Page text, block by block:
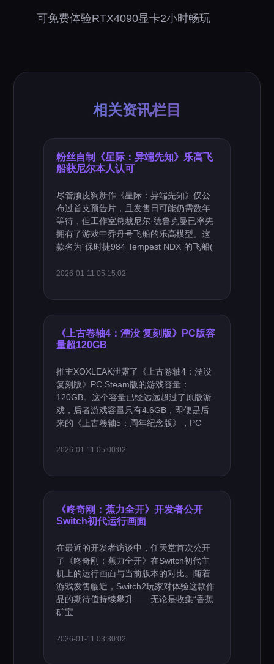
可免费体验RTX4090显卡2小时畅玩
相关资讯栏目
粉丝自制《星际：异端先知》乐高飞
船获尼尔本人认可
尽管顽皮狗新作《星际：异端先知》仅公
布过首支预告片，且发售日可能仍需数年
等待，但工作室总裁尼尔·德鲁克曼已率先
拥有了游戏中乔丹号飞船的乐高模型。这
款名为“保时捷984 Tempest NDX”的飞船(
2026-01-11 05:15:02
《上古卷轴4：湮没 复刻版》PC版容
量超120GB
推主XOXLEAK泄露了《上古卷轴4：湮没
复刻版》PC Steam版的游戏容量：
120GB。这个容量已经远远超过了原版游
戏，后者游戏容量只有4.6GB，即便是后
来的《上古卷轴5：周年纪念版》，PC
2026-01-11 05:00:02
《咚奇刚：蕉力全开》开发者公开
Switch初代运行画面
在最近的开发者访谈中，任天堂首次公开
了《咚奇刚：蕉力全开》在Switch初代主
机上的运行画面与当前版本的对比。随着
游戏发售临近，Switch2玩家对体验这款作
品的期待值持续攀升——无论是收集“香蕉
矿宝
2026-01-11 03:30:02